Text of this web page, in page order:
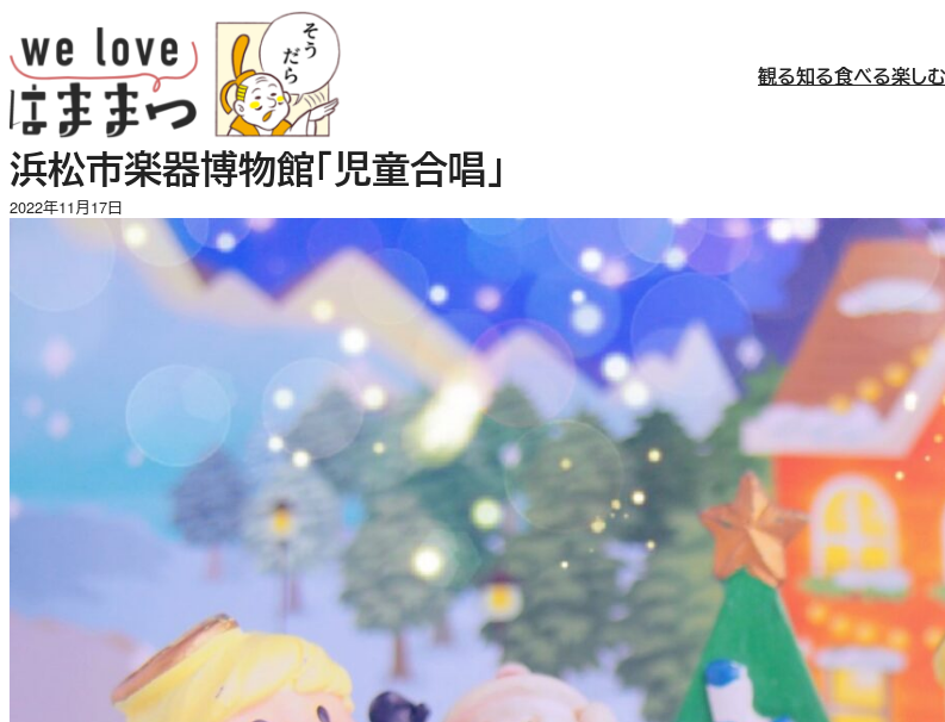
容
を
ス
キ
ッ
プ
観る知る食べる楽しむ
浜松市楽器博物館「児童合唱」
2022年11月17日